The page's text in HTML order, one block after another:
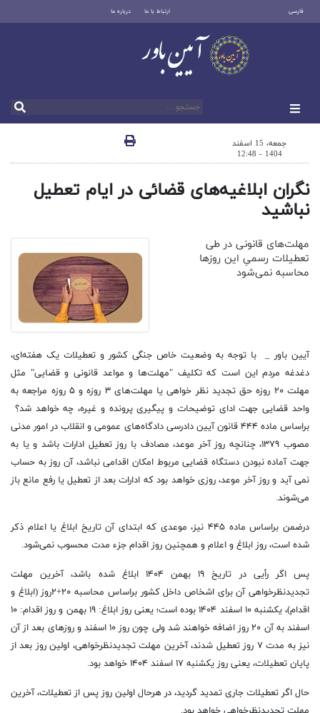
فارسی ارتباط با ما درباره ما
جمعه، 15 اسفند
1404 - 12:48
نگران ابلاغیه‌های قضائی در ایام تعطیل
نباشید
مهلت‌های قانونی در طی
تعطیلات رسمیِ این روزها
محاسبه نمی‌شود‌
آیین باور _ با توجه به وضعیت خاص جنگی کشور و تعطیلات یک هفته‌ای،
دغدغه مردم این است که تکلیف "مهلت‌ها و مواعد قانونی و قضایی" مثل
مهلت ۲۰ روزه حق تجدید نظر خواهی یا مهلت‌های ۳ روزه و ۵ روزه مراجعه به
واحد قضایی جهت ادای توضیحات و پیگیری پرونده و غیره، چه خواهد شد؟
براساس ماده ۴۴۴ قانون آیین دادرسی دادگاه‌های عمومی و انقلاب در امور مدنی
مصوب ۱۳۷۹، چنانچه روز آخر موعد، مصادف با روز تعطیل ادارات باشد و یا به
جهت آماده نبودن دستگاه قضایی مربوط امکان اقدامی نباشد، آن روز به حساب
نمی آید و روز آخر موعد، روزی خواهد بود که ادارات بعد از تعطیل یا رفع مانع باز
می‌شوند.
درضمن براساس ماده ۴۴۵ نیز، موعدی که ابتدای آن تاریخ ابلاغ یا اعلام ذکر
شده است، روز ابلاغ و اعلام و همچنین روز اقدام جزء مدت محسوب نمی‌شود.
پس اگر رأیی در تاریخ ۱۹ بهمن ۱۴۰۴ ابلاغ شده باشد، آخرین مهلت
تجدیدنظرخواهی آن برای اشخاص داخل کشور براساس محاسبه ۲۰+۲روز (ابلاغ و
اقدام)، یکشنبه ۱۰ اسفند ۱۴۰۴ بوده است؛ یعنی روز ابلاغ: ۱۹ بهمن و روز اقدام: ۱۰
اسفند به آن ۲۰ روز اضافه خواهند شد ولی چون روز ۱۰ اسفند و روزهای بعد از آن
نیز به مدت ۷ روز تعطیل شدند، آخرین مهلت تجدیدنظرخواهی، اولین روز بعد از
پایان تعطیلات، یعنی روز یکشنبه ۱۷ اسفند ۱۴۰۴ خواهد بود.
حال اگر تعطیلات جاری تمدید گردید، در هرحال اولین روز پس از تعطیلات، آخرین